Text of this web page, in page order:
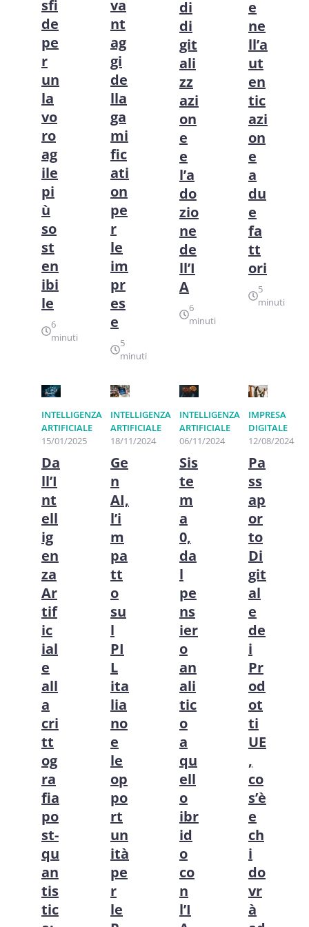
sfi
de
pe
r
un
la
vo
ro
ag
ile
pi
ù
so
st
en
ibi
le
6
minuti
va
nt
ag
gi
de
lla
ga
mi
fic
ati
on
pe
r
le
im
pr
es
e
5
minuti
di
di
git
ali
zz
azi
on
e
e
l’a
do
zio
ne
de
ll’I
A
6
minuti
e
ne
ll’a
ut
en
tic
azi
on
e
a
du
e
fa
tt
ori
5
minuti
INTELLIGENZA
ARTIFICIALE
15/01/2025
Da
ll’I
nt
ell
ig
en
za
Ar
tif
ic
ial
e
all
a
cri
tt
og
ra
fia
po
st-
qu
an
tis
tic
INTELLIGENZA
ARTIFICIALE
18/11/2024
Ge
n
AI,
l’i
m
pa
tt
o
su
l
PI
L
ita
lia
no
e
le
op
po
rt
un
ità
pe
r
le
INTELLIGENZA
ARTIFICIALE
06/11/2024
Sis
te
m
a
0,
da
l
pe
ns
ier
o
an
ali
tic
o
a
qu
ell
o
ibr
id
o
co
n
l’I
IMPRESA
DIGITALE
12/08/2024
Pa
ss
ap
or
to
Di
git
al
e
de
i
Pr
od
ot
ti
UE
,
co
s’è
e
ch
i
do
vr
à